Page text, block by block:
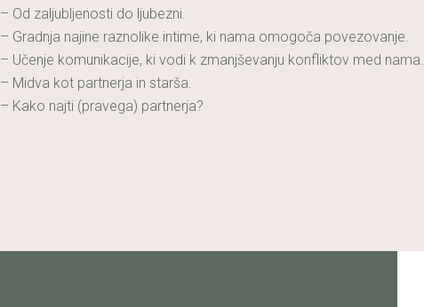
– Od zaljubljenosti do ljubezni.
– Gradnja najine raznolike intime, ki nama omogoča povezovanje.
– Učenje komunikacije, ki vodi k zmanjševanju konfliktov med nama.
– Midva kot partnerja in starša.
– Kako najti (pravega) partnerja?